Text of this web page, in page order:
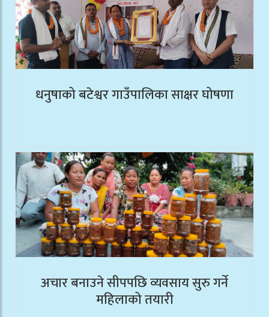
धनुषाको बटेश्वर गाउँपालिका साक्षर घोषणा
अचार बनाउने सीपपछि व्यवसाय सुरु गर्ने
महिलाको तयारी